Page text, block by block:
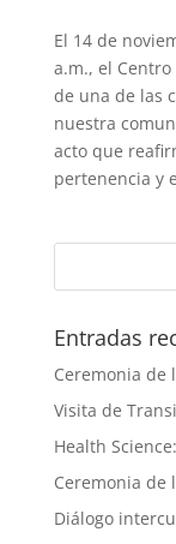
El 14 de
a.m., el
de una de las
nuestra
acto que
pertenencia y
Entradas
Ceremonia de
Visita de
Health
Ceremonia de
Diálogo